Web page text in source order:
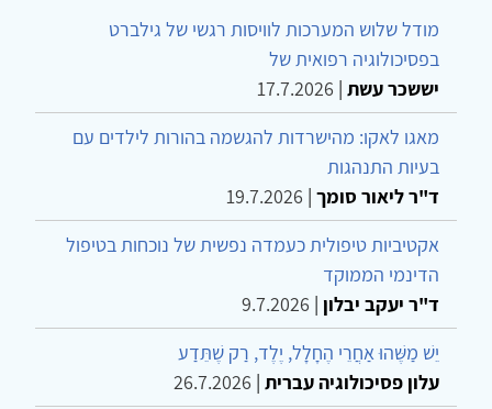
מודל שלוש המערכות לוויסות רגשי של גילברט
בפסיכולוגיה רפואית של
יששכר עשת |
17.7.2026
מאגו לאקו: מהישרדות להגשמה בהורות לילדים עם
בעיות התנהגות
ד"ר ליאור סומך |
19.7.2026
אקטיביות טיפולית כעמדה נפשית של נוכחות בטיפול
הדינמי הממוקד
ד"ר יעקב יבלון |
9.7.2026
יֵשׁ מַשֶּׁהוּ אַחֲרֵי הֶחָלָל, יֶלֶד, רַק שֶׁתֵּדַע
עלון פסיכולוגיה עברית |
26.7.2026